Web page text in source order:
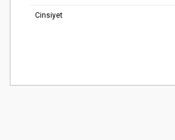
Cinsiyet
Görüş ve önerileriniz için teşekkür ederiz.